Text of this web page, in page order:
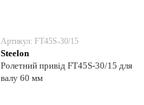
Артикул: FT45S-30/15
Steelon
Ролетний привід FT45S-30/15 для
валу 60 мм